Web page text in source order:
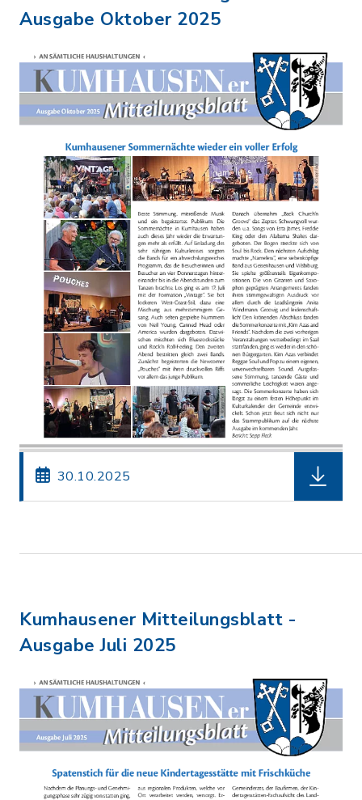
Ausgabe Oktober 2025
30.10.2025
Kumhausener Mitteilungsblatt -
Ausgabe Juli 2025